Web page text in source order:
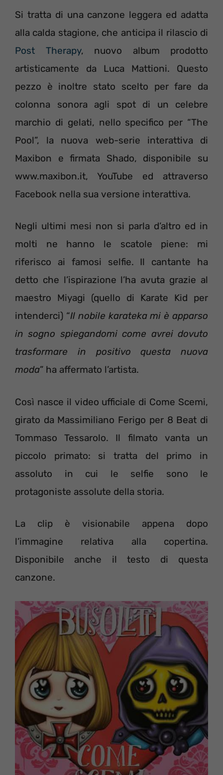
Si tratta di una canzone leggera ed adatta
alla calda stagione, che anticipa il rilascio di
Post Therapy, nuovo album prodotto
artisticamente da Luca Mattioni. Questo
pezzo è inoltre stato scelto per fare da
colonna sonora agli spot di un celebre
marchio di gelati, nello specifico per “The
Pool”, la nuova web-serie interattiva di
Maxibon e firmata Shado, disponibile su
www.maxibon.it, YouTube ed attraverso
Facebook nella sua versione interattiva.
Negli ultimi mesi non si parla d’altro ed in
molti ne hanno le scatole piene: mi
riferisco ai famosi selfie. Il cantante ha
detto che l’ispirazione l’ha avuta grazie al
maestro Miyagi (quello di Karate Kid per
intenderci) “Il nobile karateka mi è apparso
in sogno spiegandomi come avrei dovuto
trasformare in positivo questa nuova
moda” ha affermato l’artista.
Così nasce il video ufficiale di Come Scemi,
girato da Massimiliano Ferigo per 8 Beat di
Tommaso Tessarolo. Il filmato vanta un
piccolo primato: si tratta del primo in
assoluto in cui le selfie sono le
protagoniste assolute della storia.
La clip è visionabile appena dopo
l’immagine relativa alla copertina.
Disponibile anche il testo di questa
canzone.